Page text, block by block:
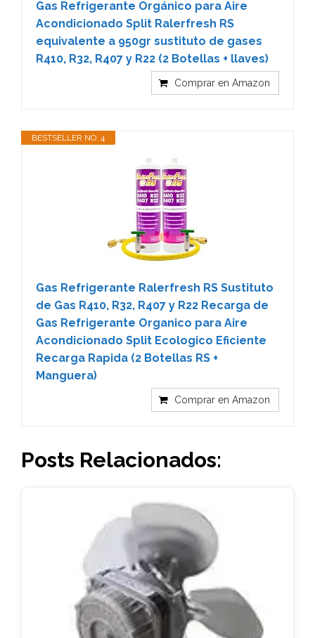
Gas Refrigerante Orgánico para Aire
Acondicionado Split Ralerfresh RS
equivalente a 950gr sustituto de gases
R410, R32, R407 y R22 (2 Botellas + llaves)
Comprar en Amazon
BESTSELLER NO. 4
Gas Refrigerante Ralerfresh RS Sustituto
de Gas R410, R32, R407 y R22 Recarga de
Gas Refrigerante Organico para Aire
Acondicionado Split Ecologico Eficiente
Recarga Rapida (2 Botellas RS +
Manguera)
Comprar en Amazon
Posts Relacionados: